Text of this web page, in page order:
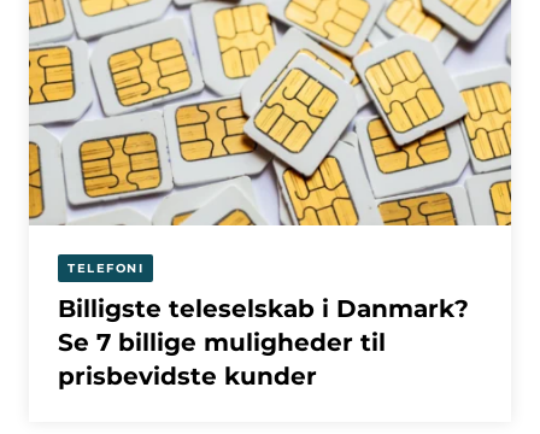
TELEFONI
Billigste teleselskab i Danmark?
Se 7 billige muligheder til
prisbevidste kunder